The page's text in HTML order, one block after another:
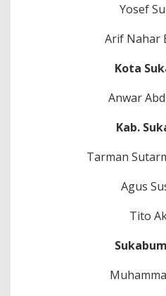
Yosef
Arif Nahar
Kota
Anwar
Kab.
Tarman
Agus
Tito